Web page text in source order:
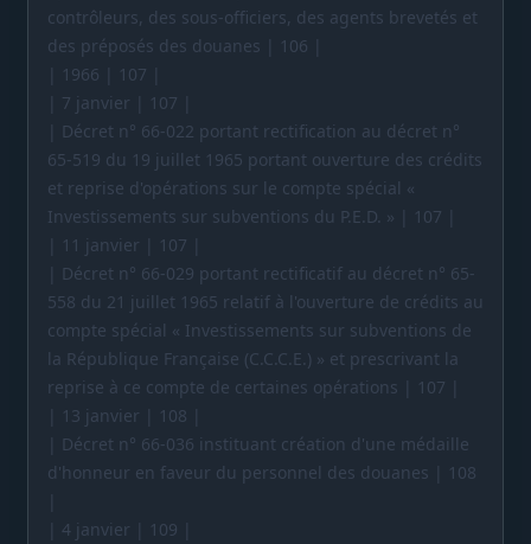
contrôleurs, des sous-officiers, des agents brevetés et
des préposés des douanes | 106 |
| 1966 | 107 |
| 7 janvier | 107 |
| Décret n° 66-022 portant rectification au décret n°
65-519 du 19 juillet 1965 portant ouverture des crédits
et reprise d'opérations sur le compte spécial «
Investissements sur subventions du P.E.D. » | 107 |
| 11 janvier | 107 |
| Décret n° 66-029 portant rectificatif au décret n° 65-
558 du 21 juillet 1965 relatif à l'ouverture de crédits au
compte spécial « Investissements sur subventions de
la République Française (C.C.C.E.) » et prescrivant la
reprise à ce compte de certaines opérations | 107 |
| 13 janvier | 108 |
| Décret n° 66-036 instituant création d'une médaille
d'honneur en faveur du personnel des douanes | 108
| 4 janvier | 109 |